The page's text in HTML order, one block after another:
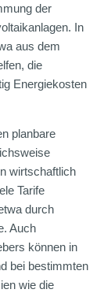
der
In
aus dem
die
Energiekosten
planbare
wirtschaftlich
Tarife
durch
Auch
können in
bei bestimmten
wie die